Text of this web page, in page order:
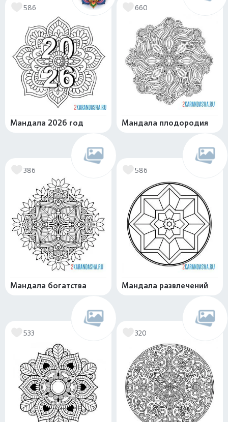
586
Мандала 2026 год
660
Мандала плодородия
386
Мандала богатства
586
Мандала развлечений
533 320